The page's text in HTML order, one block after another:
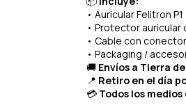
• Auricular Felitron P1
• Protector auricular
• Cable con
• Packaging /
🚚 Envíos a Tierra
📍 Retiro en el día
💳 Todos los